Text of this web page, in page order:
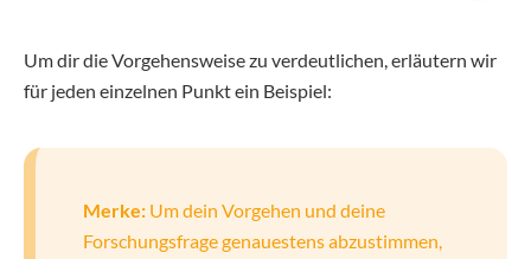
Um dir die Vorgehensweise zu verdeutlichen, erläutern wir
für jeden einzelnen Punkt ein Beispiel:
Merke: Um dein Vorgehen und deine
Forschungsfrage genauestens abzustimmen,